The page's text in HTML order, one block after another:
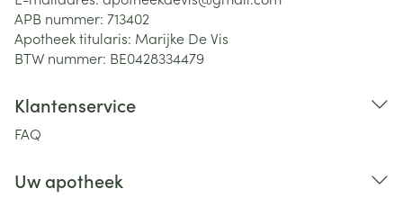
APB nummer: 713402
Apotheek titularis: Marijke De Vis
BTW nummer: BE0428334479
Klantenservice
FAQ
Uw apotheek